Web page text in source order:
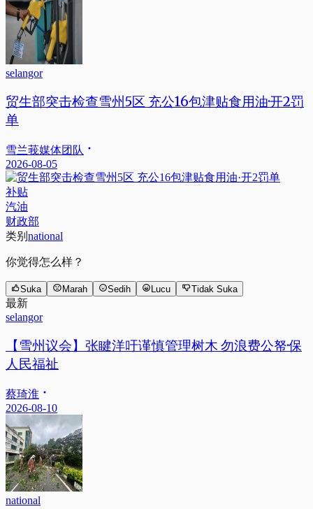
selangor
贸生部突击检查雪州5区 充公16包津贴食用油·开2罚
单
雪兰莪媒体团队
2026-08-05
补贴
汽油
财政部
类别 national
你觉得怎么样？
Suka Marah Sedih Lucu Tidak Suka
最新
selangor
【雪州议会】张睷洋吁谨慎管理树木 勿浪费公帑·保
人民福祉
蔡琦淮
2026-08-10
national